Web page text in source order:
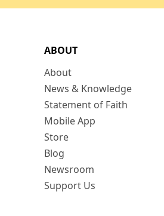
ABOUT
About
News & Knowledge
Statement of Faith
Mobile App
Store
Blog
Newsroom
Support Us